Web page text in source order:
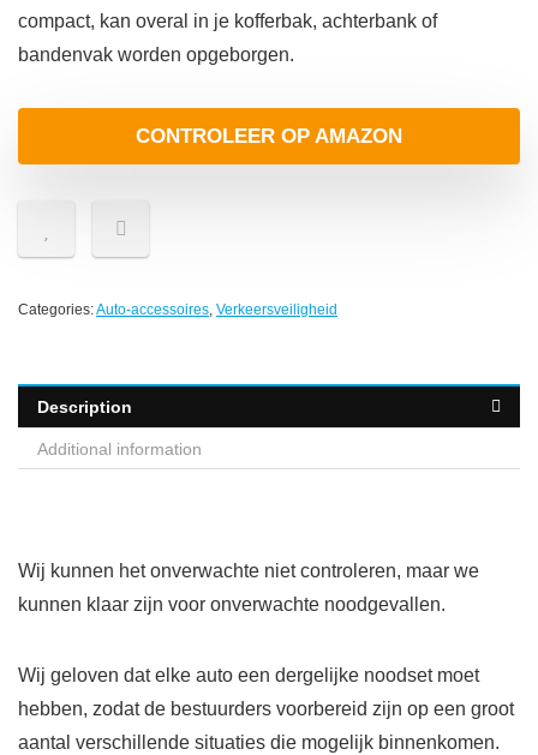
compact, kan overal in je kofferbak, achterbank of
bandenvak worden opgeborgen.
CONTROLEER OP AMAZON
Categories:Auto-accessoires, Verkeersveiligheid
Description
Additional information
Wij kunnen het onverwachte niet controleren, maar we
kunnen klaar zijn voor onverwachte noodgevallen.
Wij geloven dat elke auto een dergelijke noodset moet
hebben, zodat de bestuurders voorbereid zijn op een groot
aantal verschillende situaties die mogelijk binnenkomen.